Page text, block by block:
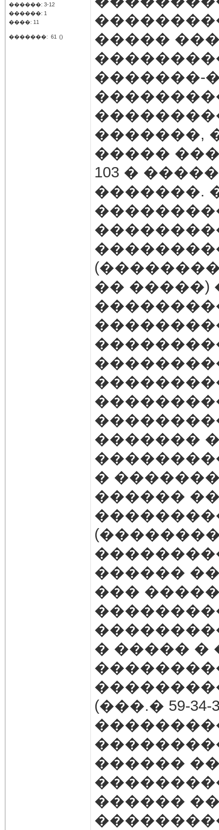
������: 3-12
������: 1
����: 11
�������: 61 ()
�����
�������-
�������,
�����
103 �
�������.
(��������
�� �����)
�������
�
������
������
���
� ����� �
(���.� 59-34-
������
������